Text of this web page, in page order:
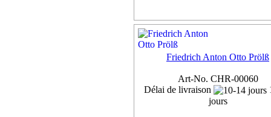
Friedrich Anton Otto Prölß
Art-No. CHR-00060
Délai de livraison
jours